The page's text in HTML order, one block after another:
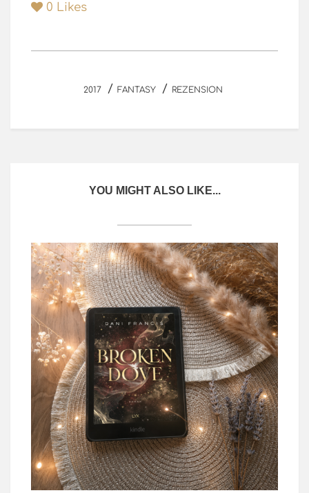
0 Likes
2017 / FANTASY / REZENSION
YOU MIGHT ALSO LIKE...